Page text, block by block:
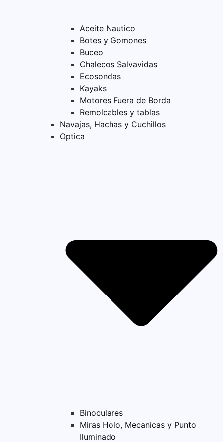
Aceite Nautico
Botes y Gomones
Buceo
Chalecos Salvavidas
Ecosondas
Kayaks
Motores Fuera de Borda
Remolcables y tablas
Navajas, Hachas y Cuchillos
Optica
Binoculares
Miras Holo, Mecanicas y Punto
Iluminado